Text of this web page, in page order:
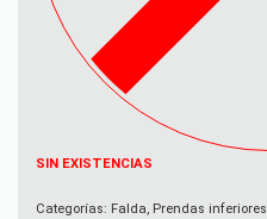
SIN EXISTENCIAS
Categorías: Falda, Prendas inferiores